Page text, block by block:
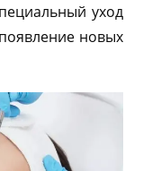
уход
новых